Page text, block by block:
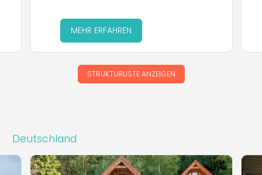
MEHR ERFAHREN
STRUKTURLISTE ANZEIGEN
Deutschland